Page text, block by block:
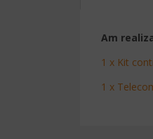
Am
1 x Kit
1 x